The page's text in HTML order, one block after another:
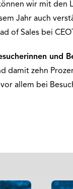
wir mit den
Jahr auch
of Sales bei
und
damit zehn
allem bei